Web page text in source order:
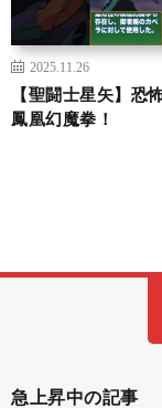
2025.11.26
【聖闘士星矢】恐
鳳凰幻魔拳！
急上昇中の記事